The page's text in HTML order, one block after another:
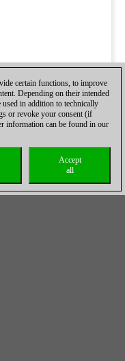
certain functions, to improve
Depending on their intended
used in addition to technically
or revoke your consent (if
information can be found in our
Accept
all